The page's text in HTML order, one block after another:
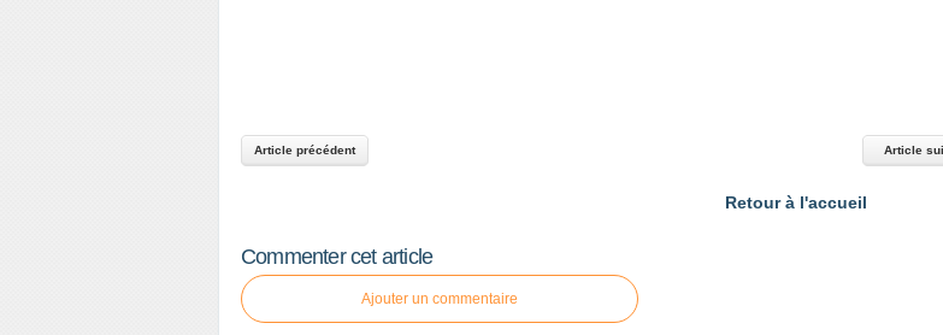
Article précédent Article
Retour à l'accueil
Commenter cet article
Ajouter un commentaire